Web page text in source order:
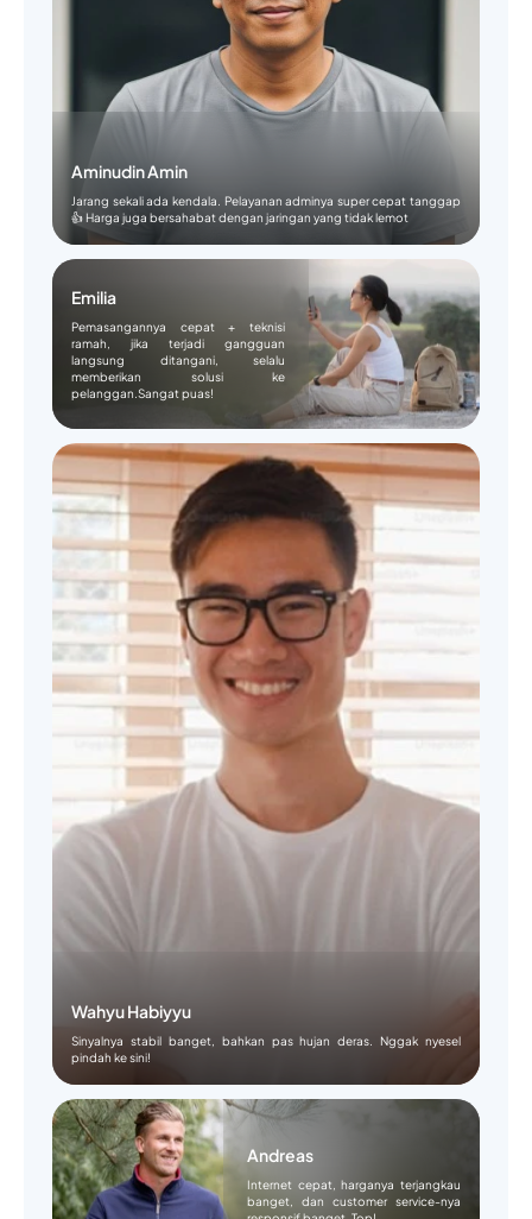
Aminudin Amin
Jarang sekali ada kendala. Pelayanan adminya super cepat tanggap
👍 Harga juga bersahabat dengan jaringan yang tidak lemot
Emilia
Pemasangannya cepat + teknisi
ramah, jika terjadi gangguan
langsung ditangani, selalu
memberikan solusi ke
pelanggan.Sangat puas!
Wahyu Habiyyu
Sinyalnya stabil banget, bahkan pas hujan deras. Nggak nyesel
pindah ke sini!
Andreas
Internet cepat, harganya terjangkau
banget, dan customer service-nya